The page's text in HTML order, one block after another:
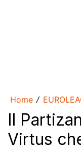
Home /
Il
Virtus